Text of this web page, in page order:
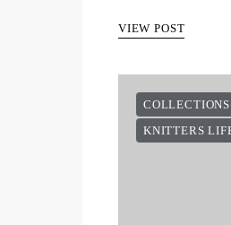
VIEW POST
KNITTERS